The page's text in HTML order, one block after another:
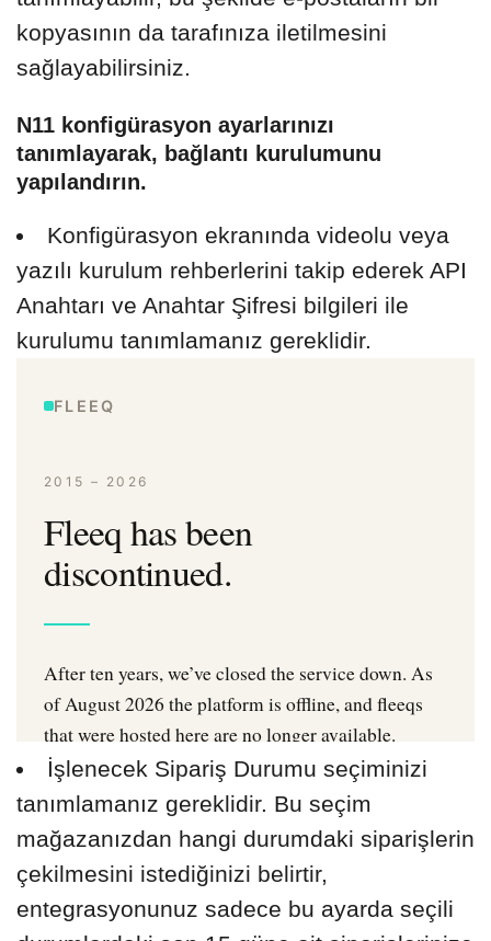
kopyasının da tarafınıza iletilmesini
sağlayabilirsiniz.
N11 konfigürasyon ayarlarınızı
tanımlayarak, bağlantı kurulumunu
yapılandırın.
Konfigürasyon ekranında videolu veya
yazılı kurulum rehberlerini takip ederek API
Anahtarı ve Anahtar Şifresi bilgileri ile
kurulumu tanımlamanız gereklidir.
İşlenecek Sipariş Durumu seçiminizi
tanımlamanız gereklidir. Bu seçim
mağazanızdan hangi durumdaki siparişlerin
çekilmesini istediğinizi belirtir,
entegrasyonunuz sadece bu ayarda seçili